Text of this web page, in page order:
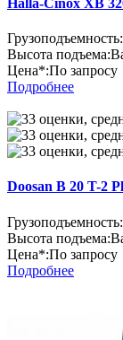
Грузоподъемность:
Высота подъема:
Цена*:По запросу
Подробнее
Doosan B 20 T-2
Грузоподъемность:
Высота подъема:
Цена*:По запросу
Подробнее